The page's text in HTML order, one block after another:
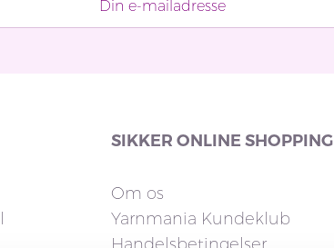
SIKKER ONLINE SHOPPING
Om os
Yarnmania Kundeklub